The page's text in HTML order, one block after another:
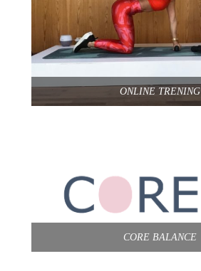
ONLINE TRENING
CORE BALANCE